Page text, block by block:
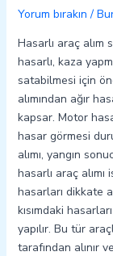
Yorum bırakın /
Hasarlı araç alım
hasarlı, kaza
satabilmesi için
alımından ağır
kapsar. Motor
hasar görmesi
alımı, yangın
hasarlı araç
hasarları dikkate
kısımdaki
yapılır. Bu tür
tarafından alınır